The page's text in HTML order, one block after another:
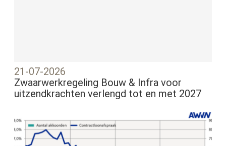
21-07-2026
Zwaarwerkregeling Bouw & Infra voor
uitzendkrachten verlengd tot en met 2027